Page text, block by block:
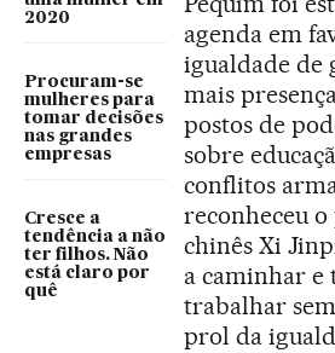
2020
Procuram-se
mulheres para
tomar decisões
nas grandes
empresas
Cresce a
tendência a não
ter filhos. Não
está claro por
quê
agenda em
igualdade de
mais
postos de
sobre
conflitos
reconheceu
chinês Xi
a caminhar e
trabalhar
prol da